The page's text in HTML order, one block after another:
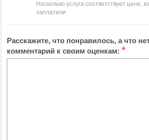
Насколько услуга соответствует цене,
заплатили
Расскажите, что понравилось, а что
комментарий к своим оценкам: *